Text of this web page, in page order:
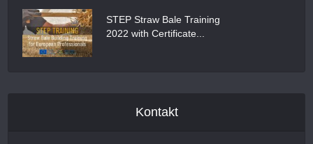
STEP Straw Bale Training
2022 with Certificate...
Kontakt